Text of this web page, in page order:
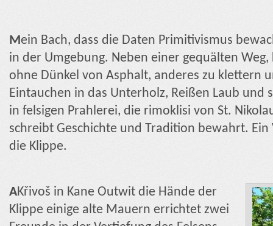
Mein Bach, dass die Daten Primitivismus
in der Umgebung. Neben einer gequälten
ohne Dünkel von Asphalt, anderes zu klettern
Eintauchen in das Unterholz, Reißen Laub und
in felsigen Prahlerei, die rimoklisi von St.
schreibt Geschichte und Tradition bewahrt.
die Klippe.
AKřivoš in Kane Outwit die Hände der
Klippe einige alte Mauern errichtet zwei